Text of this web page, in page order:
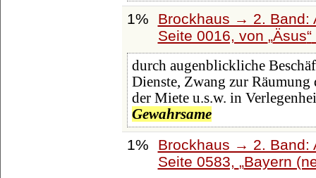
1%
Brockhaus → 2. Band:
Seite 0016, von Äsus
durch augenblickliche
Dienste, Zwang zur
der Miete u.s.w. in
Gewahrsame
1%
Brockhaus → 2. Band:
Seite 0583,
Bayern